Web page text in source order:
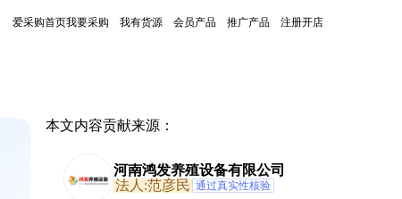
爱采购首页我要采购 我有货源 会员产品 推广产品 注册开店
本文内容贡献来源：
河南鸿发养殖设备有限公司
法人:范彦民 通过真实性核验